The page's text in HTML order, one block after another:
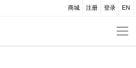
EN
登录
注册
商城